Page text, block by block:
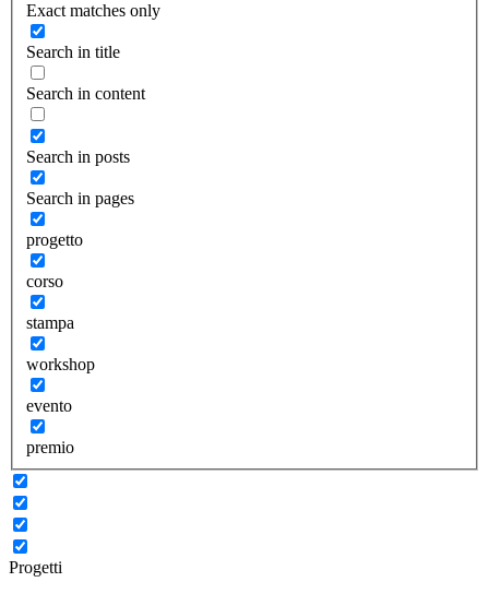
Exact matches only
Search in title
Search in content
Search in posts
Search in pages
progetto
corso
stampa
workshop
evento
premio
Progetti